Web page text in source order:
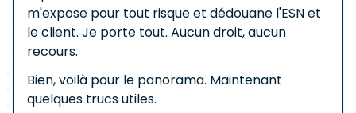
m'expose pour tout risque et dédouane l'ESN et
le client. Je porte tout. Aucun droit, aucun
recours.
Bien, voilà pour le panorama. Maintenant
quelques trucs utiles.